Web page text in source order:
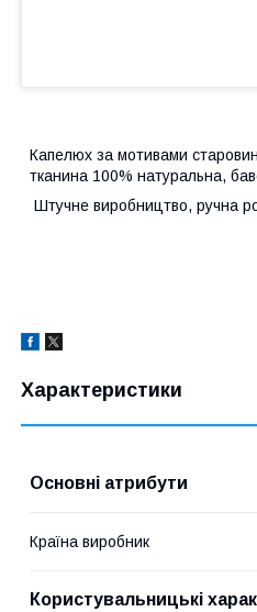
Капелюх за мотивами
тканина 100% натуральна,
Штучне виробництво, ручна
Характеристики
Основні атрибути
Країна виробник
Користувальницькі